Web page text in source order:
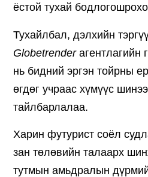
ёстой тухай
Тухайлбал, дэлхийн
Globetrenderагентлагийн
нь бидний эргэн тойрны
өгдөг учраас хүмүүс
тайлбарлалаа.
Харин футурист соёл
зан төлөвийн талаарх
тутмын амьдралын